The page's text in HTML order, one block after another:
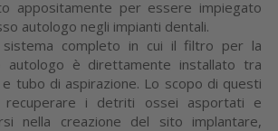
appositamente per essere impiegato
autologo negli impianti dentali.
completo in cui il filtro per la
autologo è direttamente installato tra
e tubo di aspirazione. Lo scopo di questi
i detriti ossei asportati e
nella creazione del sito implantare,